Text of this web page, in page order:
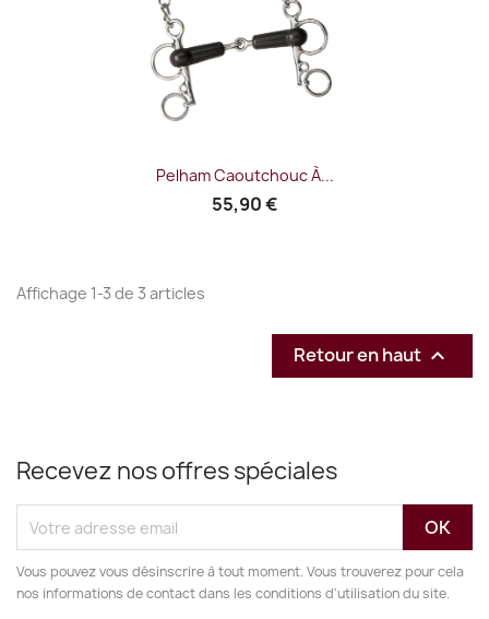
Pelham Caoutchouc À...
55,90 €
Affichage 1-3 de 3 articles
Retour en haut 
Recevez nos offres spéciales
Vous pouvez vous désinscrire à tout moment. Vous trouverez pour cela
nos informations de contact dans les conditions d'utilisation du site.